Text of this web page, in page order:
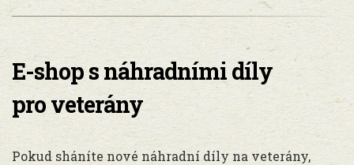
E-shop s náhradními díly
pro veterány
Pokud sháníte nové náhradní díly na veterány,